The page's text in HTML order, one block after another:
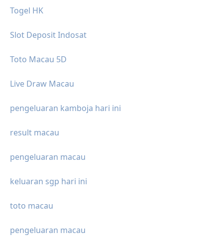
Togel HK
Slot Deposit Indosat
Toto Macau 5D
Live Draw Macau
pengeluaran kamboja hari ini
result macau
pengeluaran macau
keluaran sgp hari ini
toto macau
pengeluaran macau